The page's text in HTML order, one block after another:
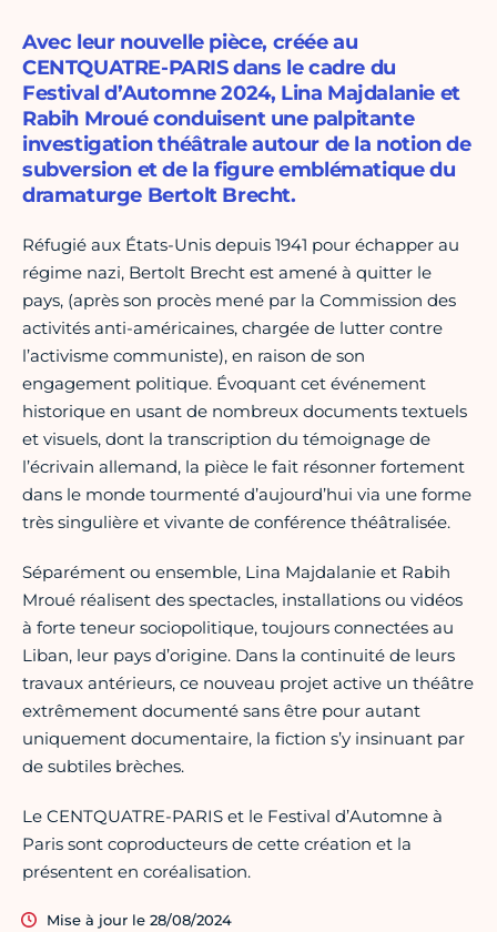
Avec leur nouvelle pièce, créée au
CENTQUATRE-PARIS dans le cadre du
Festival d’Automne 2024, Lina Majdalanie et
Rabih Mroué conduisent une palpitante
investigation théâtrale autour de la notion de
subversion et de la figure emblématique du
dramaturge Bertolt Brecht.
Réfugié aux États-Unis depuis 1941 pour échapper au
régime nazi, Bertolt Brecht est amené à quitter le
pays, (après son procès mené par la Commission des
activités anti-américaines, chargée de lutter contre
l’activisme communiste), en raison de son
engagement politique. Évoquant cet événement
historique en usant de nombreux documents textuels
et visuels, dont la transcription du témoignage de
l’écrivain allemand, la pièce le fait résonner fortement
dans le monde tourmenté d’aujourd’hui via une forme
très singulière et vivante de conférence théâtralisée.
Séparément ou ensemble, Lina Majdalanie et Rabih
Mroué réalisent des spectacles, installations ou vidéos
à forte teneur sociopolitique, toujours connectées au
Liban, leur pays d’origine. Dans la continuité de leurs
travaux antérieurs, ce nouveau projet active un théâtre
extrêmement documenté sans être pour autant
uniquement documentaire, la fiction s’y insinuant par
de subtiles brèches.
Le CENTQUATRE-PARIS et le Festival d’Automne à
Paris sont coproducteurs de cette création et la
présentent en coréalisation.
Mise à jour le 28/08/2024